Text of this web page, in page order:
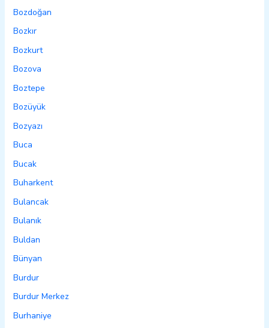
Bozdoğan
Bozkır
Bozkurt
Bozova
Boztepe
Bozüyük
Bozyazı
Buca
Bucak
Buharkent
Bulancak
Bulanık
Buldan
Bünyan
Burdur
Burdur Merkez
Burhaniye